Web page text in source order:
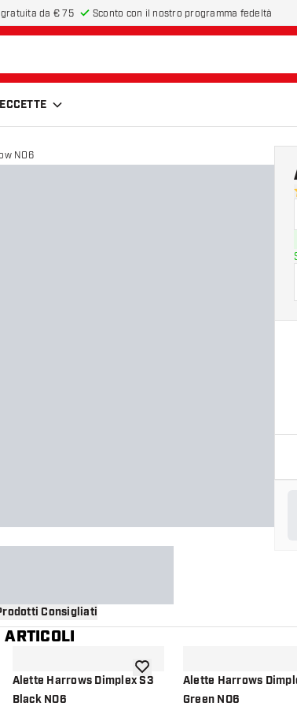
da € 75 Sconto con il nostro programma fedeltà
NO6
Consigliati
ARTICOLI
alla lista dei desideri
Alette Harrows Dimplex S3
Black NO6
aggiungi alla lista dei desideri
Alette Harrows
Green NO6